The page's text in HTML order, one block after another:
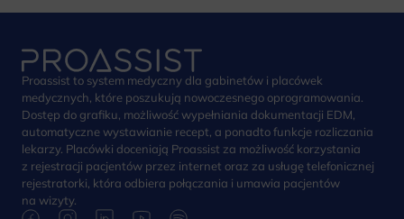
Proassist to system medyczny dla gabinetów i placówek
medycznych, które poszukują nowoczesnego oprogramowania.
Dostęp do grafiku, możliwość wypełniania dokumentacji EDM,
automatyczne wystawianie recept, a ponadto funkcje rozliczania
lekarzy. Placówki doceniają Proassist za możliwość korzystania
z rejestracji pacjentów przez internet oraz za usługę telefonicznej
rejestratorki, która odbiera połączania i umawia pacjentów
na wizyty.